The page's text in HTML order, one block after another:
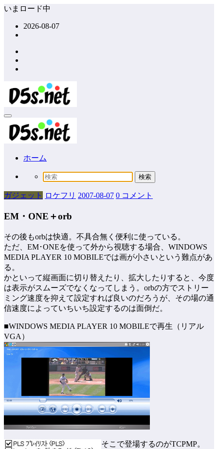
コ
ッ
プ
いまロード中
2026-08-07
ホーム
ガジェット ロケフリ 2007-08-07 0 コメント
EM・ONE＋orb
その後もorbは快適。不具合無く便利に使っている。
ただ、EM･ONEを使って外から視聴する場合、WINDOWS
MEDIA PLAYER 10 MOBILEでは画が小さいという難点があ
る。
かといって縦画面に切り替えたり、拡大したりすると、今度
は表示がスムーズでなくなってしまう。orbの方でストリー
ミング速度を抑えて設定すれば良いのだろうが、その場の通
信速度によっていちいち設定するのは面倒だ。
■WINDOWS MEDIA PLAYER 10 MOBILEで再生（リアル
VGA）
そこで登場するのがTCPMP。